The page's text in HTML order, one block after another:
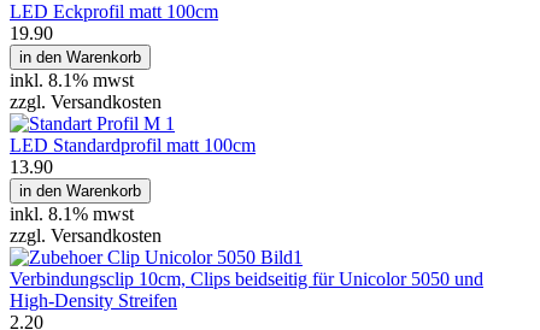
LED Eckprofil matt 100cm
19.90
in den Warenkorb
inkl. 8.1% mwst
zzgl. Versandkosten
LED Standardprofil matt 100cm
13.90
in den Warenkorb
inkl. 8.1% mwst
zzgl. Versandkosten
Verbindungsclip 10cm, Clips beidseitig für Unicolor 5050 und
High-Density Streifen
2.20